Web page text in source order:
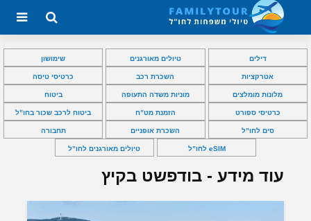
דילים טיולים מאורגנים שימושון
אטרקציות השכרת רכב כרטיסי טיסה
מלונות מומלצים מוניות משדה התעופה ביטוח
כרטיסי ספורט הזמנת מט”ח ביטוח לרכב שכור בחו”ל
סים לחו”ל השכרת אופניים תחבורה
eSIM לחו”ל טיולים מאורגנים לחו”ל
עוד מידע - בודפשט בקיץ